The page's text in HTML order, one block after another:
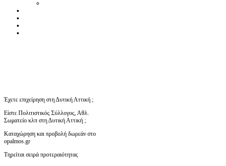
Έχετε επιχείρηση στη Δυτική Αττική ;
Είστε Πολιτιστικός Σύλλογος, Αθλ.
Σωματείο κλπ στη Δυτική Αττική ;
Καταχώρηση και προβολή δωρεάν στο
opalmos.gr
Τηρείται σειρά προτεραιότητας